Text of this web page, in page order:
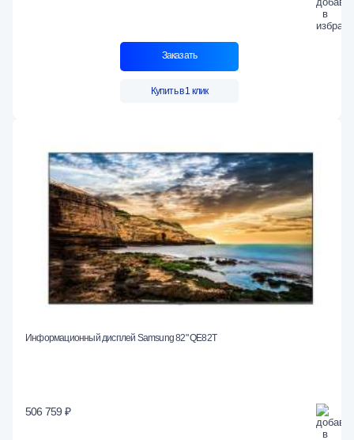
Заказать
Купить в 1 клик
Информационный дисплей Samsung 82" QE82T
506 759 ₽